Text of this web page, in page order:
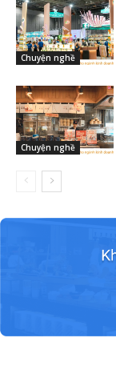
Chuyện nghề
Chuyện nghề